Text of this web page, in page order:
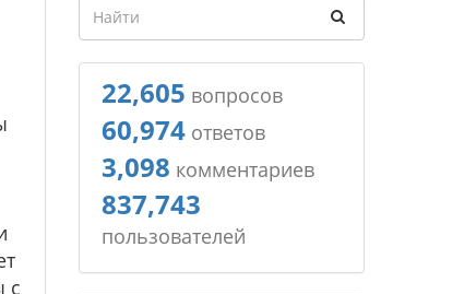
с
22,605 вопросов
60,974ответов
3,098 комментариев
837,743
пользователей